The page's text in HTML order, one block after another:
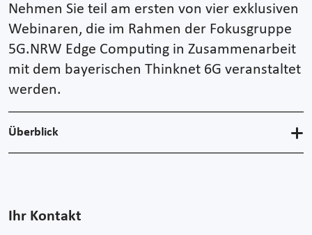
Nehmen Sie teil am ersten von vier exklusiven
Webinaren, die im Rahmen der Fokusgruppe
5G.NRW Edge Computing in Zusammenarbeit
mit dem bayerischen Thinknet 6G veranstaltet
werden.
Überblick
Ihr Kontakt